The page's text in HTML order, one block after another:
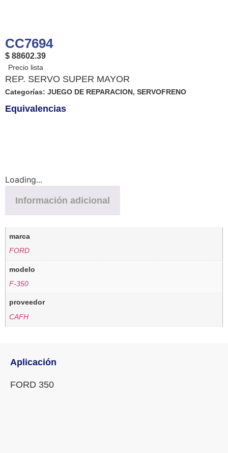
CC7694
$ 88602.39
REP. SERVO SUPER MAYOR
Categorías: JUEGO DE REPARACION, SERVOFRENO
Equivalencias
Loading...
Información adicional
marca
FORD
modelo
F-350
proveedor
CAFH
Aplicación
FORD 350